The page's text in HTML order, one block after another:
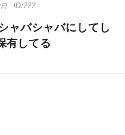
ャバシャバにしてし
有してる